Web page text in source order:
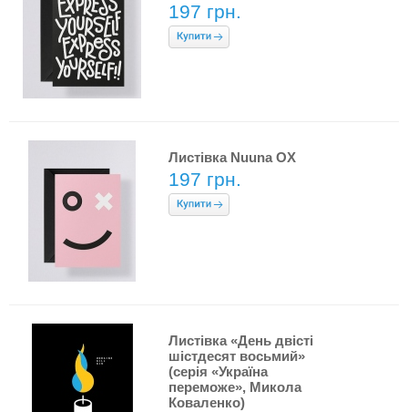
197 грн.
Листівка Nuuna OX
197 грн.
Листівка «День двісті
шістдесят восьмий»
(серія «Україна
переможе», Микола
Коваленко)